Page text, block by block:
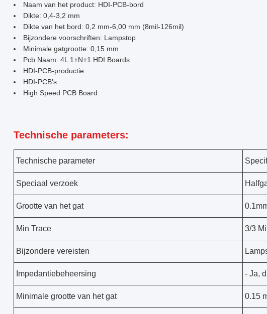
Naam van het product: HDI-PCB-bord
Dikte: 0,4-3,2 mm
Dikte van het bord: 0,2 mm-6,00 mm (8mil-126mil)
Bijzondere voorschriften: Lampstop
Minimale gatgrootte: 0,15 mm
Pcb Naam: 4L 1+N+1 HDI Boards
HDI-PCB-productie
HDI-PCB's
High Speed PCB Board
Technische parameters:
Technische parameter
Speciaal verzoek
Grootte van het gat
Min Trace 3/3 Mil
Bijzondere vereisten
Impedantiebeheersing - Ja,
Minimale grootte van het gat 0.15